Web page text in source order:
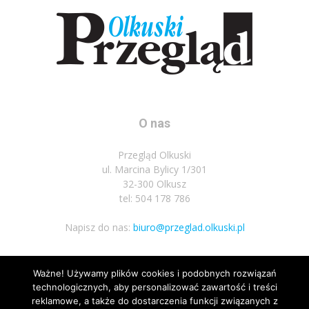
O nas
Przegląd Olkuski
ul. Marcina Bylicy 1/301
32-300 Olkusz
tel: 504 178 786
Napisz do nas: biuro@przeglad.olkuski.pl
Podążaj za nami
Ważne! Używamy plików cookies i podobnych rozwiązań
technologicznych, aby personalizować zawartość i treści
reklamowe, a także do dostarczenia funkcji związanych z